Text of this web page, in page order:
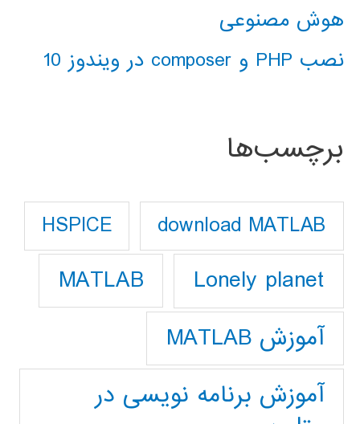
هوش مصنوعی
نصب PHP و composer در ویندوز 10
برچسب‌ها
download MATLAB
HSPICE
Lonely planet
MATLAB
آموزش MATLAB
آموزش برنامه نویسی در